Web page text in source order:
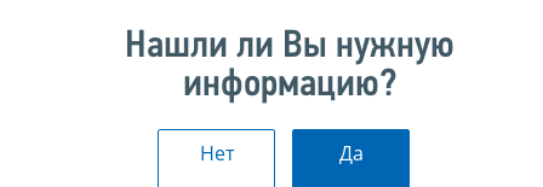
Нашли ли Вы нужную
информацию?
Нет Да